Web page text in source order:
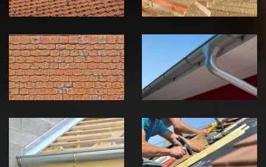
démoussage de
toiture 39
Jura
pose de
gouttière 39
Jura
Pose de
Chéneau 39
Jura
Réparation de
toiture 39
Jura